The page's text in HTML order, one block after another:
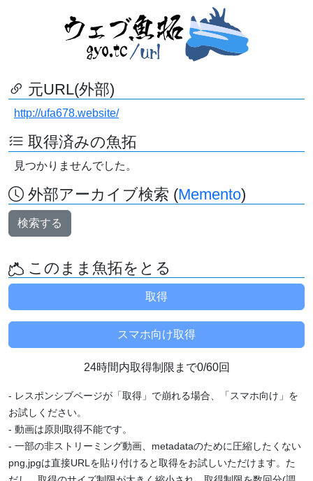
元URL(外部)
http://ufa678.website/
取得済みの魚拓
見つかりませんでした。
外部アーカイブ検索 (Memento)
検索する
このまま魚拓をとる
24時間内取得制限まで0/60回
- レスポンシブページが「取得」で崩れる場合、「スマホ向け」を
お試しください。
- 動画は原則取得不能です。
- 一部の非ストリーミング動画、metadataのために圧縮したくない
png,jpgは直接URLを貼り付けると取得をお試しいただけます。た